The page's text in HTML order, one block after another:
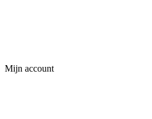
Mijn account